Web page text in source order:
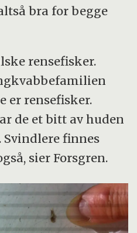
bra for begge
rensefisker.
er rensefisker.
de et bitt av huden
finnes
sier Forsgren.